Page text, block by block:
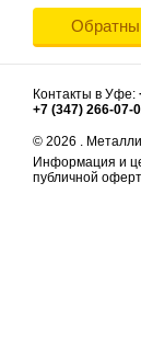
Контакты в Уфе:
+7 (347) 266-07-
© 2026 .
Информация и
публичной